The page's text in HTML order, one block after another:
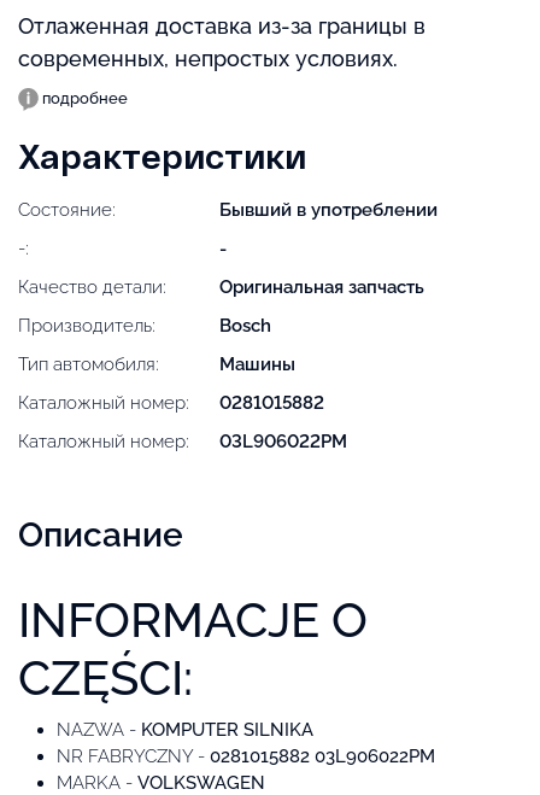
Отлаженная доставка из-за границы в
современных, непростых условиях.
подробнее
Характеристики
Состояние:
Бывший в употреблении
-:
-
Качество детали:
Оригинальная запчасть
Производитель:
Bosch
Тип автомобиля:
Машины
Каталожный номер:
0281015882
Каталожный номер:
03L906022PM
Описание
INFORMACJE O
CZĘŚCI:
NAZWA - KOMPUTER SILNIKA
NR FABRYCZNY - 0281015882 03L906022PM
MARKA - VOLKSWAGEN